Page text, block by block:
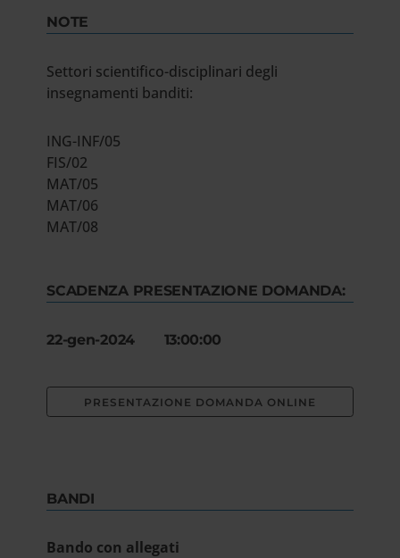
NOTE
Settori scientifico-disciplinari degli
insegnamenti banditi:
ING-INF/05
FIS/02
MAT/05
MAT/06
MAT/08
SCADENZA PRESENTAZIONE DOMANDA:
22-gen-2024 13:00:00
PRESENTAZIONE DOMANDA ONLINE
BANDI
Bando con allegati